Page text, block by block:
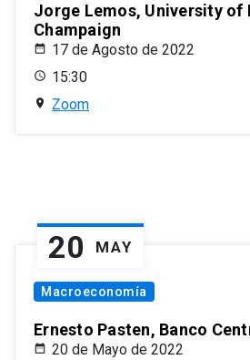
Jorge Lemos, University of
Champaign
17 de Agosto de 2022
15:30
Zoom
20 MAY
Macroeconomía
Ernesto Pasten, Banco
20 de Mayo de 2022